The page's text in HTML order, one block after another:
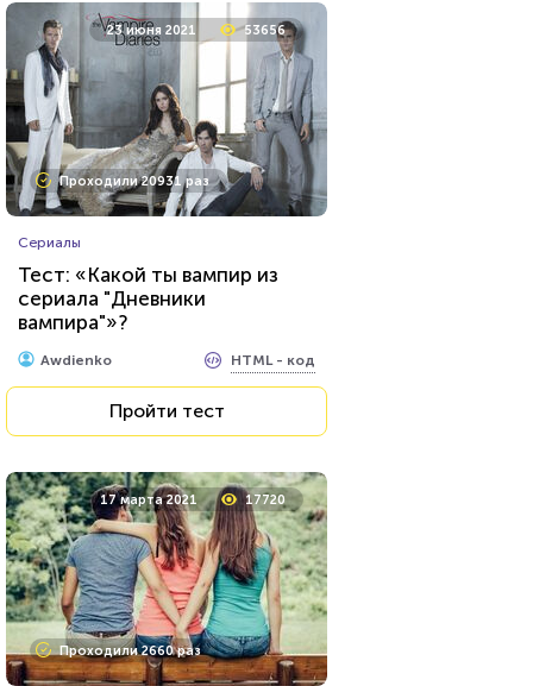
23 июня 2021 53656
Проходили 20931 раз
Сериалы
Тест: «Какой ты вампир из
сериала "Дневники
вампира"»?
Awdienko HTML - код
Пройти тест
17 марта 2021 17720
Проходили 2660 раз